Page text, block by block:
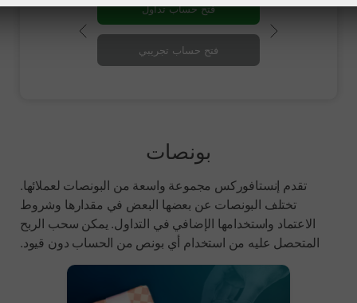
فتح حساب تداول
فتح حساب تجريبي
بونصات
تقدم إنستافوركس مجموعة واسعة من البونصات لعملائها.
تختلف البونصات عن بعضها البعض في مقدارها وشروط
الاعتماد واستخدامها الإضافي في التداول. يمكن سحب الربح
المتحصل عليه من استخدام أي بونص من الحساب دون قيود.